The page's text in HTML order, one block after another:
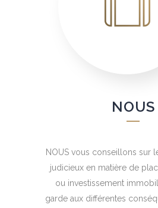
NOUS
NOUS vous conseillons sur
judicieux en matière de
ou investissement
garde aux différentes